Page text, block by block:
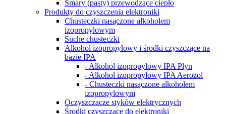
Smary (pasty) przewodzące ciepło
Produkty do czyszczenia elektroniki
Chusteczki nasączone alkoholem
izopropylowym
Suche chusteczki
Alkohol izopropylowy i środki czyszczące na
bazie IPA
- Alkohol izopropylowy IPA Płyn
- Alkohol izopropylowy IPA Aerozol
- Chusteczki nasączone alkoholem
izopropylowym
Oczyszczacze styków elektrycznych
Środki czyszczące do elektroniki